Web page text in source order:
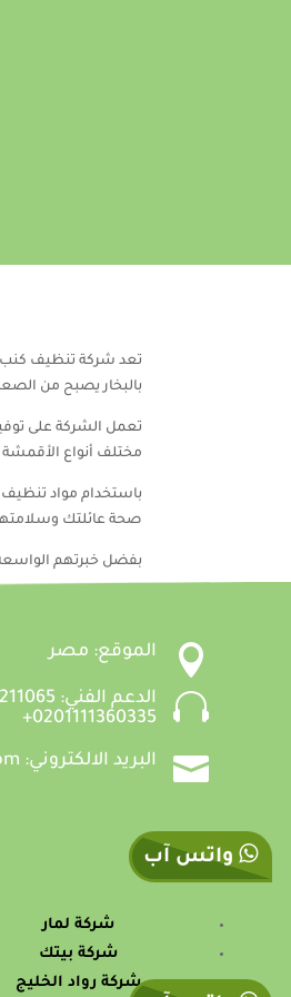
تعد شركة تنظيف كنب
بالبخار يصبح من
تعمل الشركة على
مختلف أنواع
باستخدام مواد
صحة عائلتك
بفضل خبرتهم
 الموقع: مصر

0201111360335+
 البريد الالكتروني: info@olymoo.com
واتس آب
شركة لمار
شركة بيتك
شركة رواد الخليج